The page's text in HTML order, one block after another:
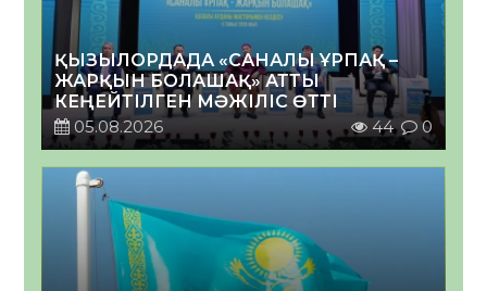
ҚЫЗЫЛОРДАДА «САНАЛЫ ҰРПАҚ –
ЖАРҚЫН БОЛАШАҚ» АТТЫ
КЕҢЕЙТІЛГЕН МӘЖІЛІС ӨТТІ
05.08.2026
44 0